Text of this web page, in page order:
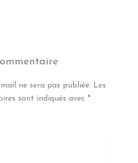
ne sera pas publiée. Les
sont indiqués avec *